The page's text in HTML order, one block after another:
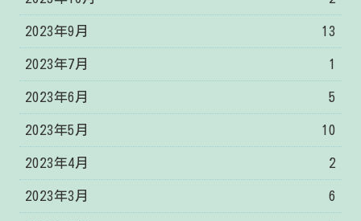
2023年9月 13
2023年7月 1
2023年6月 5
2023年5月 10
2023年4月 2
2023年3月 6